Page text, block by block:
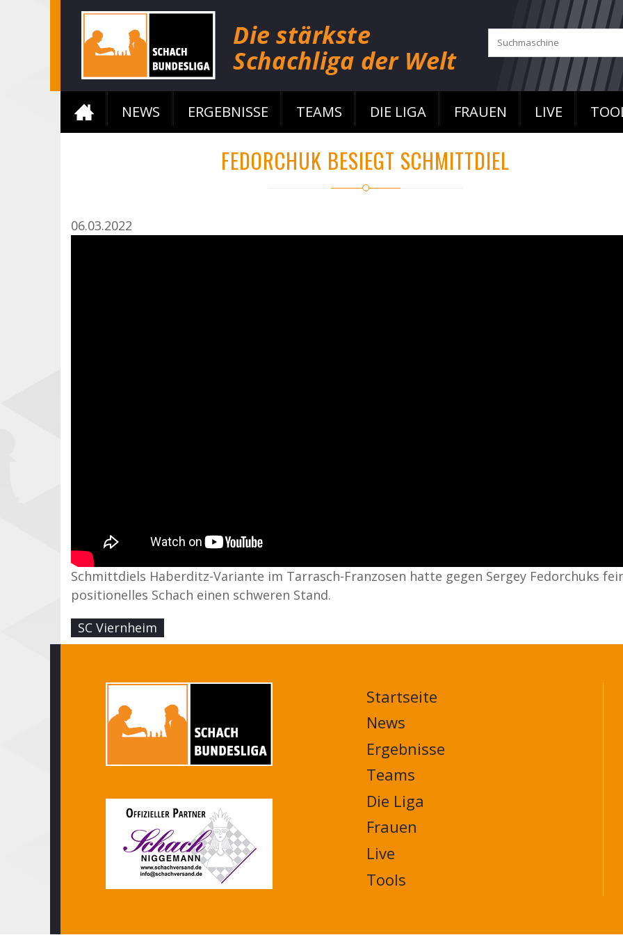
NEWS ERGEBNISSE TEAMS DIE LIGA FRAUEN LIVE
FEDORCHUK BESIEGT SCHMITTDIEL
06.03.2022
Schmittdiels Haberditz-Variante im Tarrasch-Franzosen hatte gegen Sergey Fedorchuks
positionelles Schach einen schweren Stand.
SC Viernheim
MAIN
NAVIGATION
FOOTER
Startseite
News
Ergebnisse
Teams
Die Liga
Frauen
Live
Tools